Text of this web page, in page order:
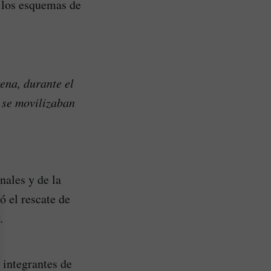
esquemas de
durante el
movilizaban
y de la
el rescate de
de